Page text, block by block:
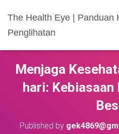
The Health Eye | Panduan
Penglihatan
Menjaga
hari:
Published by